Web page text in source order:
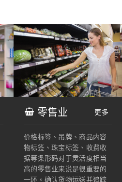
零售业 更多
价格标签、吊牌、商品内容
物标签、珠宝标签、收费收
据等条形码对于灵活度相当
高的零售业来说是很重要的
一环。确认货物运送并追踪